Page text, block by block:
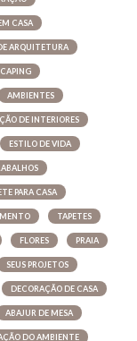
CASA
ARQUITETURA
AMBIENTES
DE INTERIORES
ESTILO DE VIDA
PARA CASA
TAPETES
FLORES PRAIA
SEUS PROJETOS
DECORAÇÃO DE CASA
ABAJUR DE MESA
DO AMBIENTE